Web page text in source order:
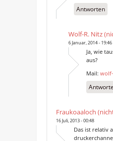
Antworten
Wolf-R. Nitz
6 Januar, 2014 - 19:46
Ja, wie
aus?
Mail:
Fraukoaaloch
16 Juli, 2013 - 00:48
Das ist relativ